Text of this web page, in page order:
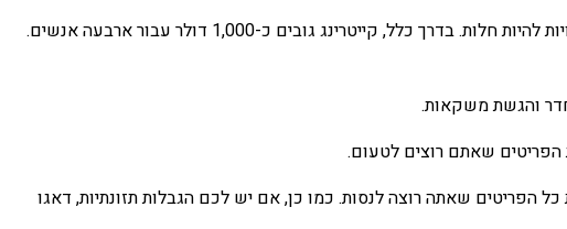
רוב הקייטרינגים מציעים טעימות. אם אתה בחוזה, הם עשויים לוותר על עמלת הטעימה. עליך גם לשאול לגבי עמלות נוספות שעשויות להיות חלות. בדרך כלל, קייטרינג גובים כ-1,000 דולר עבור ארבעה אנשים.
והגשת משקאות.
שאתם רוצים לטעום.
הפריטים שאתה רוצה לנסות. כמו כן, אם יש לכם הגבלות תזונתיות, דאגו